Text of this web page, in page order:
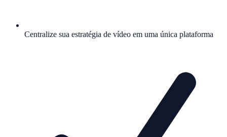
Centralize sua estratégia de vídeo em uma única plataforma